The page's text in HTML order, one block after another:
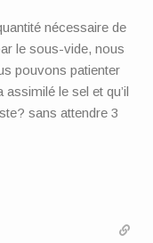
nécessaire de
le sous-vide, nous
pouvons patienter
le sel et qu’il
sans attendre 3